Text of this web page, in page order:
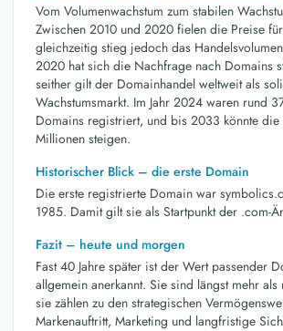
Vom Volumenwachstum zum stabilen
Zwischen 2010 und 2020 fielen die Preise
gleichzeitig stieg jedoch das
2020 hat sich die Nachfrage nach Domains
seither gilt der Domainhandel weltweit als
Wachstumsmarkt. Im Jahr 2024 waren rund
Domains registriert, und bis 2033 könnte
Millionen steigen.
Historischer Blick – die erste Domain
Die erste registrierte Domain war
1985. Damit gilt sie als Startpunkt der .com-
Fazit – heute und morgen
Fast 40 Jahre später ist der Wert passender
allgemein anerkannt. Sie sind längst mehr
sie zählen zu den strategischen
Markenauftritt, Marketing und langfristige